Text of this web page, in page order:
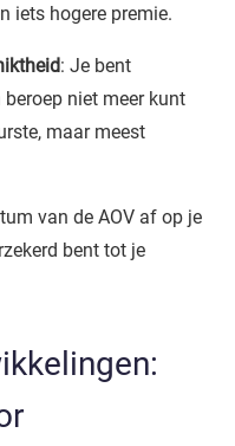
iets hogere premie.
: Je bent
niet meer kunt
maar meest
van de AOV af op je
bent tot je